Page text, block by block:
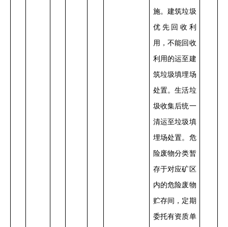
施。建筑垃圾
优先回收利
用，不能回收
利用的运至建
筑垃圾填埋场
处置。生活垃
圾收集后统一
清运至垃圾填
埋场处置。危
险废物分类暂
存于对应矿区
内的危险废物
贮存间，定期
委托有资质单